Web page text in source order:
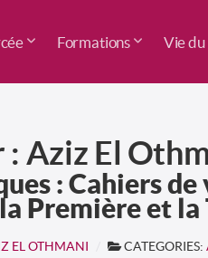
Formations Vie du
: Aziz El
: Cahiers de
Première et
EL OTHMANI CATEGORIES: